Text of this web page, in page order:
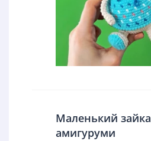
Маленький зайка
амигуруми